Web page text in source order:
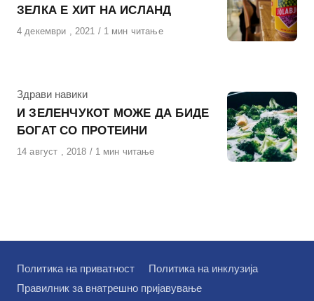
ЗЕЛКА Е ХИТ НА ИСЛАНД
Објавено
4 декември , 2021 1 мин читање
КАтегорија
Здрави навики
И ЗЕЛЕНЧУКОТ МОЖЕ ДА БИДЕ
БОГАТ СО ПРОТЕИНИ
Објавено
14 август , 2018 1 мин читање
Политика на приватност
Политика на инклузија
Правилник за внатрешно пријавување